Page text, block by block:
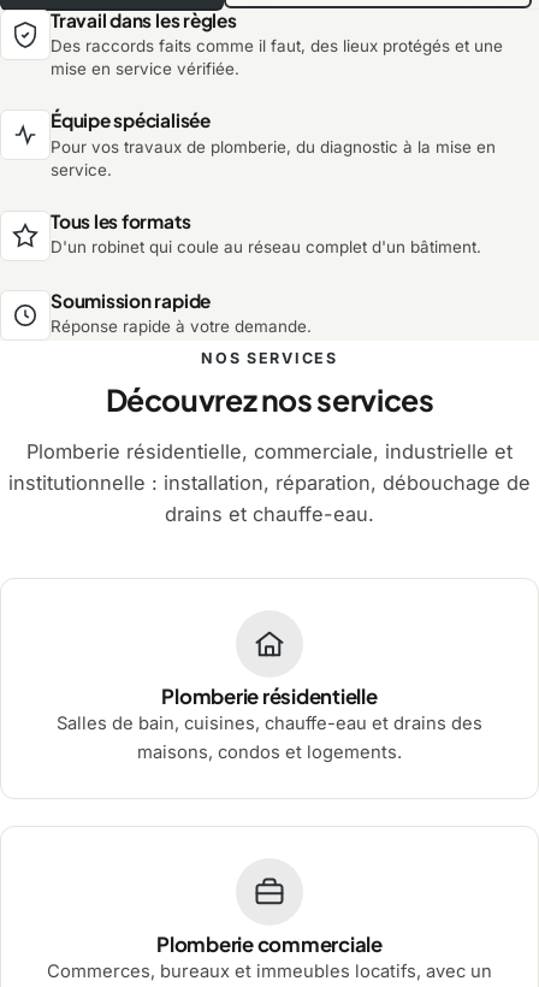
Travail dans les règles
Des raccords faits comme il faut, des lieux protégés et une
mise en service vérifiée.
Équipe spécialisée
Pour vos travaux de plomberie, du diagnostic à la mise en
service.
Tous les formats
D'un robinet qui coule au réseau complet d'un bâtiment.
Soumission rapide
Réponse rapide à votre demande.
NOS SERVICES
Découvrez nos services
Plomberie résidentielle, commerciale, industrielle et
institutionnelle : installation, réparation, débouchage de
drains et chauffe-eau.
Plomberie résidentielle
Salles de bain, cuisines, chauffe-eau et drains des
maisons, condos et logements.
Plomberie commerciale
Commerces, bureaux et immeubles locatifs, avec un